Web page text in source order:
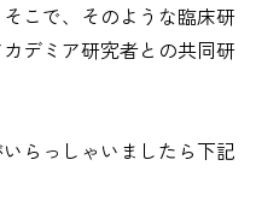
こで、そのような臨床研
デミア研究者との共同研
らっしゃいましたら下記